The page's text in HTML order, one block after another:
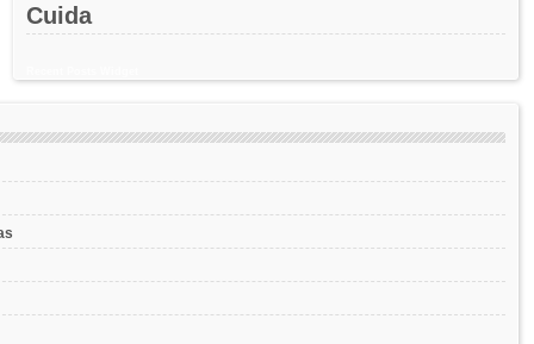
Cuida